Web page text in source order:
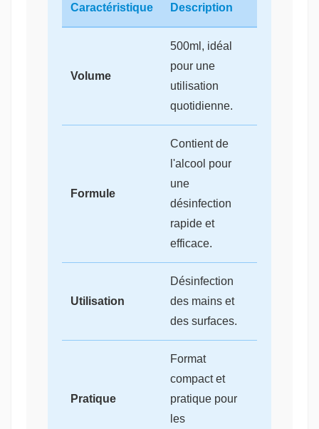
Caractéristique Description
Volume
500ml, idéal
pour une
utilisation
quotidienne.
Formule
Contient de
l'alcool pour
une
désinfection
rapide et
efficace.
Utilisation
Désinfection
des mains et
des surfaces.
Pratique
Format
compact et
pratique pour
les